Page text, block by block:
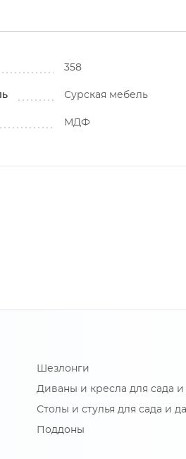
358
Сурская мебель
МДФ
Шезлонги
Диваны и кресла для сада и
Столы и стулья для сада и
Поддоны